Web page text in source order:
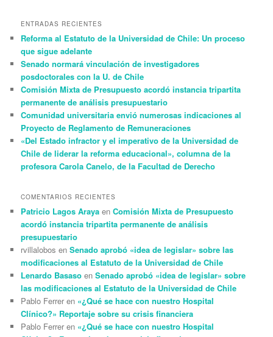
ENTRADAS RECIENTES
Reforma al Estatuto de la Universidad de Chile: Un proceso
que sigue adelante
Senado normará vinculación de investigadores
posdoctorales con la U. de Chile
Comisión Mixta de Presupuesto acordó instancia tripartita
permanente de análisis presupuestario
Comunidad universitaria envió numerosas indicaciones al
Proyecto de Reglamento de Remuneraciones
«Del Estado infractor y el imperativo de la Universidad de
Chile de liderar la reforma educacional», columna de la
profesora Carola Canelo, de la Facultad de Derecho
COMENTARIOS RECIENTES
Patricio Lagos Araya enComisión Mixta de Presupuesto
acordó instancia tripartita permanente de análisis
presupuestario
rvillalobos enSenado aprobó «idea de legislar» sobre las
modificaciones al Estatuto de la Universidad de Chile
Lenardo Basaso enSenado aprobó «idea de legislar» sobre
las modificaciones al Estatuto de la Universidad de Chile
Pablo Ferrer en «¿Qué se hace con nuestro Hospital
Clínico?» Reportaje sobre su crisis financiera
Pablo Ferrer en «¿Qué se hace con nuestro Hospital